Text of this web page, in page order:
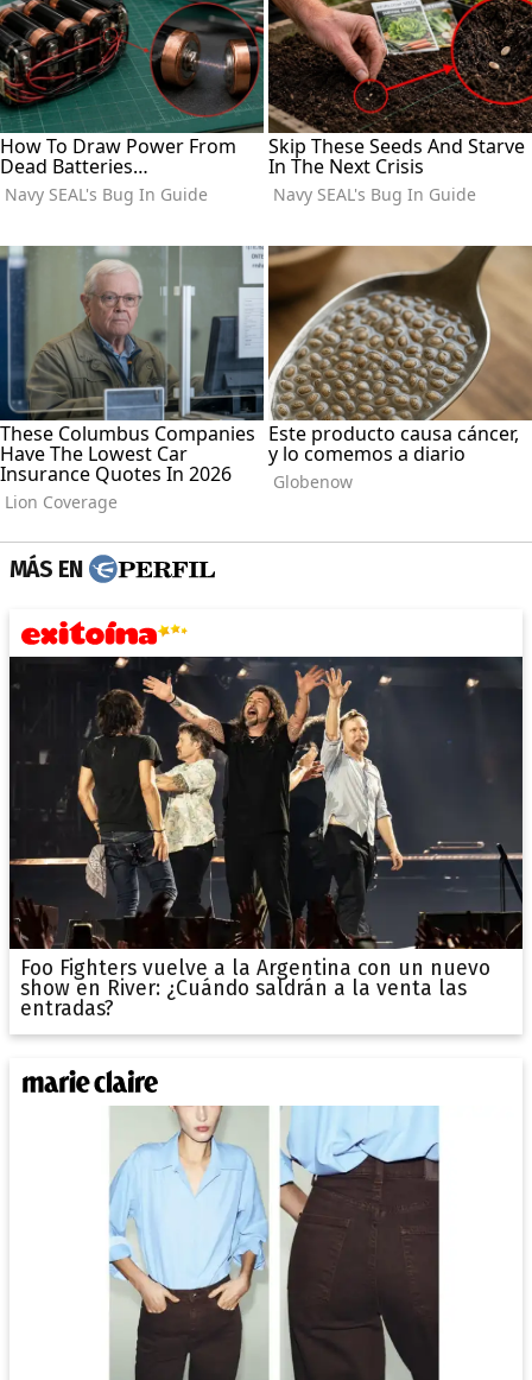
MÁS EN
Foo Fighters vuelve a la Argentina con un nuevo
show en River: ¿Cuándo saldrán a la venta las
entradas?